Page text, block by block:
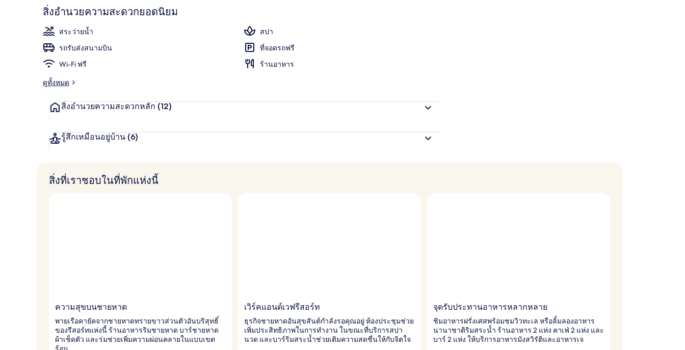
เข้า
พัก
ชื่น
บ
ค
จ
า
ท
า
สิ่งอำนวยความสะดวกยอดนิยม
สระว่ายน้ำ
สปา
รถรับส่งสนามบิน
ที่จอดรถฟรี
Wi-Fi ฟรี
ร้านอาหาร
ดูทั้งหมด
สิ่งอำนวยความสะดวกหลัก (12)
รู้สึกเหมือนอยู่บ้าน (6)
สิ่งที่เราชอบในที่พักแห่งนี้
ความสุขบนชายหาด
พายเรือคายัคจากชายหาดทรายขาวส่วนตัวอันบริสุทธิ์
ของรีสอร์ทแห่งนี้ ร้านอาหารริมชายหาด บาร์ชายหาด
ผ้าเช็ดตัว และร่มช่วยเพิ่มความผ่อนคลายในแบบเขต
เวิร์คแอนด์เวฟรีสอร์ท
ธุรกิจชายหาดอันสุขสันต์กำลังรอคุณอยู่ ห้องประชุมช่วย
เพิ่มประสิทธิภาพในการทำงาน ในขณะที่บริการสปา
นวด และบาร์ริมสระน้ำช่วยเติมความสดชื่นให้กับจิตใจ
จุดรับประทานอาหารหลากหลาย
ชิมอาหารฝรั่งเศสพร้อมชมวิวทะเล หรือลิ้มลองอาหาร
นานาชาติริมสระน้ำ ร้านอาหาร 2 แห่ง คาเฟ่ 2 แห่ง และ
บาร์ 2 แห่ง ให้บริการอาหารมังสวิรัติและอาหารเจ